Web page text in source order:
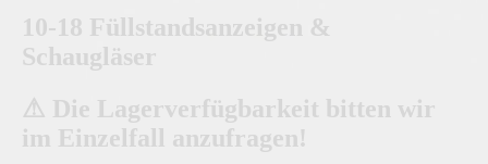
10-18 Füllstandsanzeigen &
Schaugläser
⚠ Die Lagerverfügbarkeit bitten wir
im Einzelfall anzufragen!